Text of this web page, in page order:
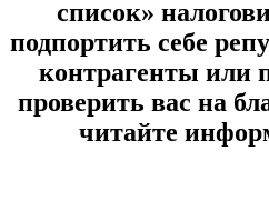
список»
подпортить себе
контрагенты или
проверить вас на
читайте